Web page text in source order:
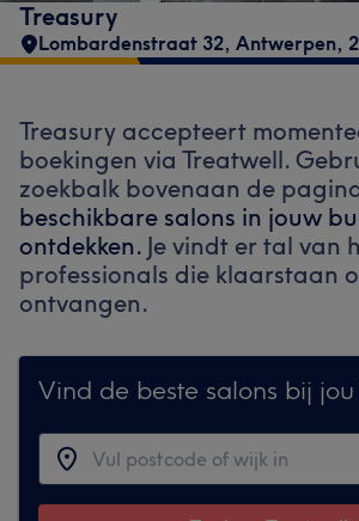
Treasury
Lombardenstraat 32, Antwerpen,
Treasury accepteert
boekingen via Treatwell.
zoekbalk bovenaan de
beschikbare salons in jouw
ontdekken. Je vindt er tal van
professionals die klaarstaan
ontvangen.
Vind de beste salons bij